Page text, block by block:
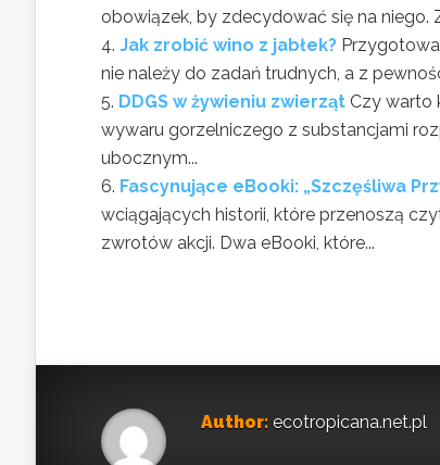
obowiązek, by zdecydować się na niego.
Jak zrobić wino z jabłek?
nie należy do zadań trudnych, a z
DDGS w żywieniu zwierząt Czy warto
wywaru gorzelniczego z substancjami
ubocznym...
Fascynujące eBooki: „Szczęśliwa
wciągających historii, które przenoszą
zwrotów akcji. Dwa eBooki, które...
Author: ecotropicana.net.pl